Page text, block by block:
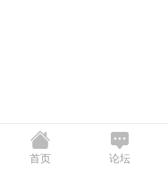
首页 论坛